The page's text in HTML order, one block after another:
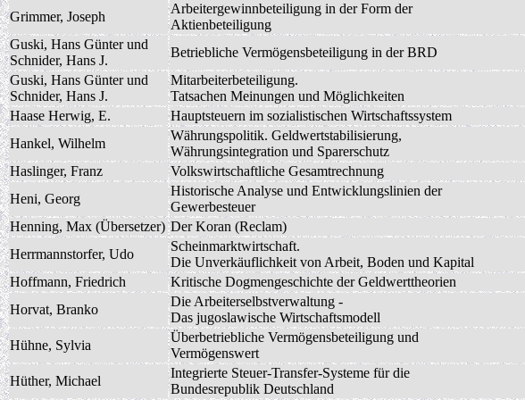
Grimmer, Joseph
Arbeitergewinnbeteiligung in der Form der
Aktienbeteiligung
Guski, Hans Günter und
Schnider, Hans J.
Betriebliche Vermögensbeteiligung in der BRD
Guski, Hans Günter und
Schnider, Hans J.
Mitarbeiterbeteiligung.
Tatsachen Meinungen und Möglichkeiten
Haase Herwig, E.
Hauptsteuern im sozialistischen Wirtschaftssystem
Hankel, Wilhelm
Währungspolitik. Geldwertstabilisierung,
Währungsintegration und Sparerschutz
Haslinger, Franz
Volkswirtschaftliche Gesamtrechnung
Heni, Georg
Historische Analyse und Entwicklungslinien der
Gewerbesteuer
Henning, Max (Übersetzer) Der Koran (Reclam)
Herrmannstorfer, Udo
Scheinmarktwirtschaft.
Die Unverkäuflichkeit von Arbeit, Boden und Kapital
Hoffmann, Friedrich
Kritische Dogmengeschichte der Geldwerttheorien
Horvat, Branko
Die Arbeiterselbstverwaltung -
Das jugoslawische Wirtschaftsmodell
Hühne, Sylvia
Überbetriebliche Vermögensbeteiligung und
Vermögenswert
Hüther, Michael
Integrierte Steuer-Transfer-Systeme für die
Bundesrepublik Deutschland